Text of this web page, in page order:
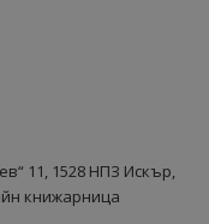
11, 1528 НПЗ Искър,
книжарница